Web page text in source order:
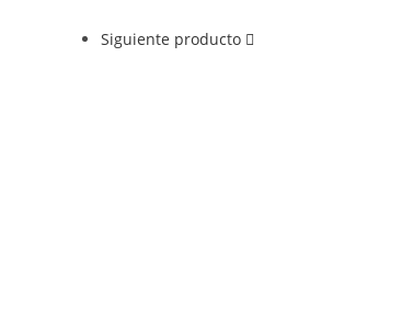
Siguiente producto